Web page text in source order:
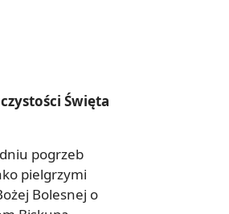
Święta
pogrzeb
pielgrzymi
Bolesnej o